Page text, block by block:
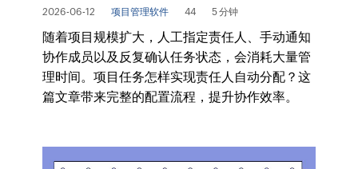
2026-06-12 项目管理软件 44 5 分钟
随着项目规模扩大，人工指定责任人、手动通知
协作成员以及反复确认任务状态，会消耗大量管
理时间。项目任务怎样实现责任人自动分配？这
篇文章带来完整的配置流程，提升协作效率。